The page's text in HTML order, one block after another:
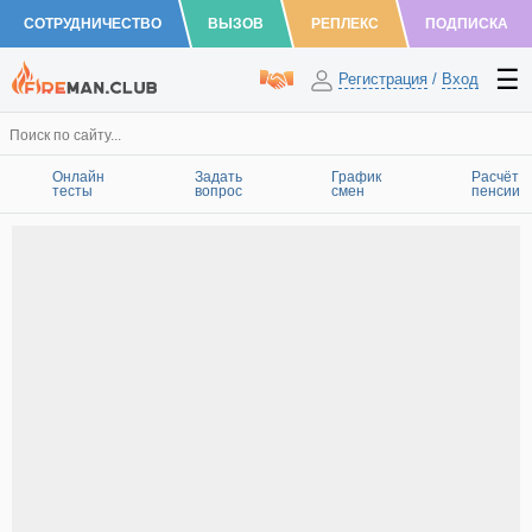
СОТРУДНИЧЕСТВО ВЫЗОВ РЕПЛЕКС ПОДПИСКА
Регистрация / Вход
Онлайн
тесты
Задать
вопрос
График
смен
Расчёт
пенсии